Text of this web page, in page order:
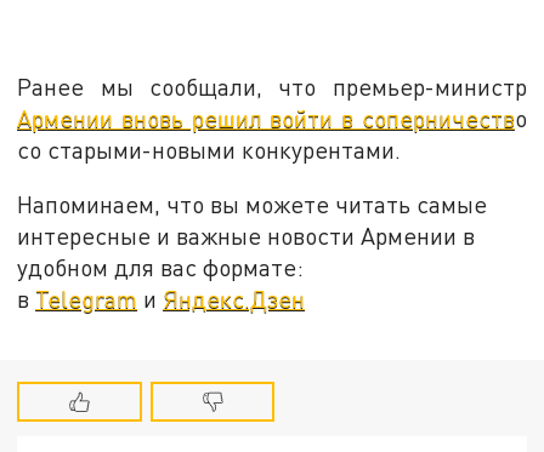
Ранее мы сообщали, что премьер-министр
Армении вновь решил войти в соперничество
со старыми-новыми конкурентами.
Напоминаем, что вы можете читать самые
интересные и важные новости Армении в
удобном для вас формате:
в Telegram и Яндекс.Дзен